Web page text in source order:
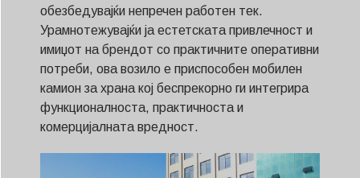
обезбедувајќи непречен работен тек.
Урамнотежувајќи ја естетската привлечност и
имиџот на брендот со практичните оперативни
потреби, ова возило е приспособен мобилен
камион за храна кој беспрекорно ги интегрира
функционалноста, практичноста и
комерцијалната вредност.